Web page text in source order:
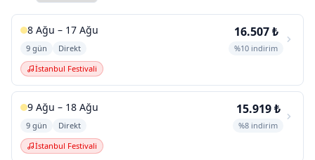
8 Ağu – 17 Ağu
9 gün
Direkt
İstanbul Festivali
16.507 ₺
%10 indirim
9 Ağu – 18 Ağu
9 gün
Direkt
İstanbul Festivali
15.919 ₺
%8 indirim